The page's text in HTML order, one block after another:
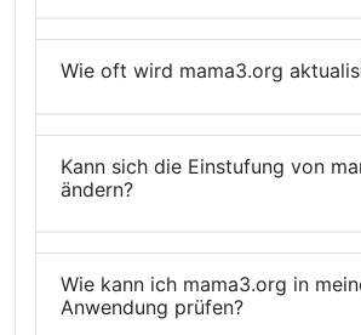
Wie oft wird mama3.org
Kann sich die Einstufung von
ändern?
Wie kann ich mama3.org in
Anwendung prüfen?